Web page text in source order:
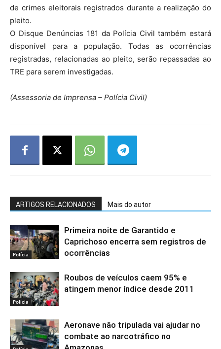
de crimes eleitorais registrados durante a realização do
pleito.
O Disque Denúncias 181 da Polícia Civil também estará
disponível para a população. Todas as ocorrências
registradas, relacionadas ao pleito, serão repassadas ao
TRE para serem investigadas.
(Assessoria de Imprensa – Polícia Civil)
ARTIGOS RELACIONADOS Mais do autor
Polícia
Primeira noite de Garantido e
Caprichoso encerra sem registros de
ocorrências
Polícia
Roubos de veículos caem 95% e
atingem menor índice desde 2011
Aeronave não tripulada vai ajudar no
combate ao narcotráfico no